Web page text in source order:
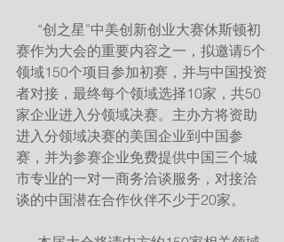
赛作为大会的重要内容之一，拟邀请5个
领域150个项目参加初赛，并与中国投资
者对接，最终每个领域选择10家，共50
家企业进入分领域决赛。主办方将资助
进入分领域决赛的美国企业到中国参
赛，并为参赛企业免费提供中国三个城
市专业的一对一商务洽谈服务，对接洽
谈的中国潜在合作伙伴不少于20家。